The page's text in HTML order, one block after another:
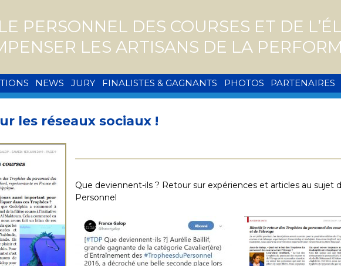
PERSONNEL DES COURSES ET DE
LES ARTISANS DE LA
NEWS JURY FINALISTES & GAGNANTS PHOTOS PARTENAIRES
les réseaux sociaux !
Que deviennent-ils ? Retour sur expériences et articles au sujet
Personnel